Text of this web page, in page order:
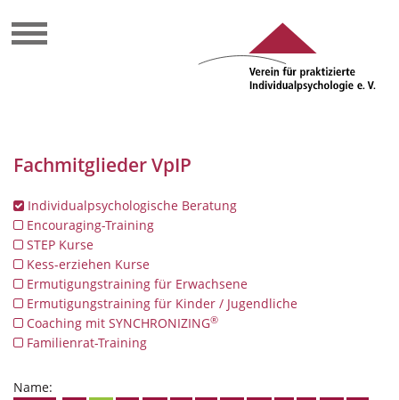
Fachmitglieder VpIP
Individualpsychologische Beratung
Encouraging-Training
STEP Kurse
Kess-erziehen Kurse
Ermutigungstraining für Erwachsene
Ermutigungstraining für Kinder / Jugendliche
Coaching mit SYNCHRONIZING®
Familienrat-Training
Name: